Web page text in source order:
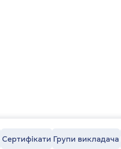
Сертифікати Групи викладача